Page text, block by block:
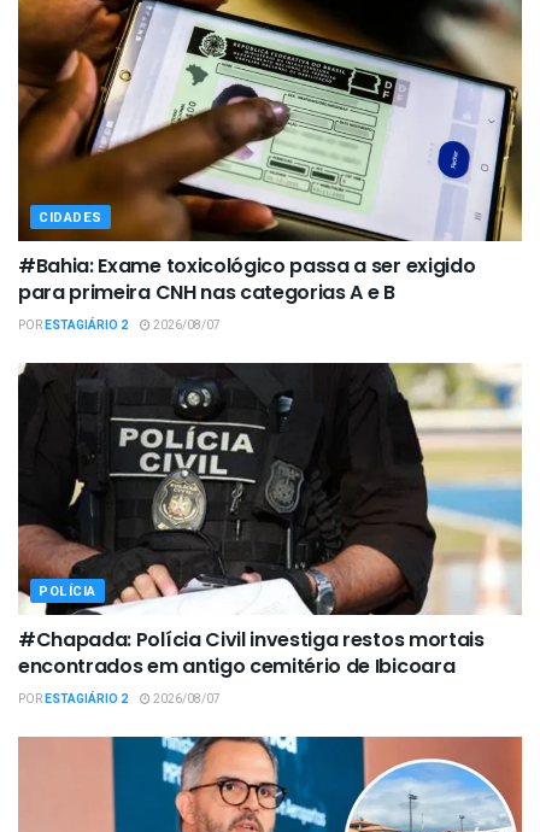
CIDADES
#Bahia: Exame toxicológico passa a ser exigido
para primeira CNH nas categorias A e B
PORESTAGIÁRIO 2 2026/08/07
POLÍCIA
#Chapada: Polícia Civil investiga restos mortais
encontrados em antigo cemitério de Ibicoara
PORESTAGIÁRIO 2 2026/08/07